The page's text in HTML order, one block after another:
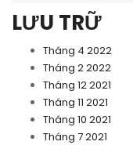
LƯU TRỮ
Tháng 4 2022
Tháng 2 2022
Tháng 12 2021
Tháng 11 2021
Tháng 10 2021
Tháng 7 2021